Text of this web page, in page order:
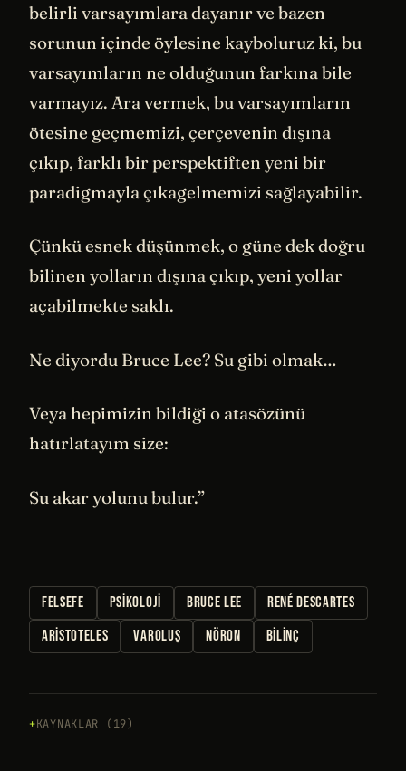
belirli varsayımlara dayanır ve bazen
sorunun içinde öylesine kayboluruz ki, bu
varsayımların ne olduğunun farkına bile
varmayız. Ara vermek, bu varsayımların
ötesine geçmemizi, çerçevenin dışına
çıkıp, farklı bir perspektiften yeni bir
paradigmayla çıkagelmemizi sağlayabilir.
Çünkü esnek düşünmek, o güne dek doğru
bilinen yolların dışına çıkıp, yeni yollar
açabilmekte saklı.
Ne diyordu Bruce Lee? Su gibi olmak…
Veya hepimizin bildiği o atasözünü
hatırlatayım size:
Su akar yolunu bulur.”
FELSEFE PSIKOLOJI BRUCE LEE
RENÉ DESCARTES
ARISTOTELES
VAROLUŞ NÖRON BILINÇ
KAYNAKLAR (19)